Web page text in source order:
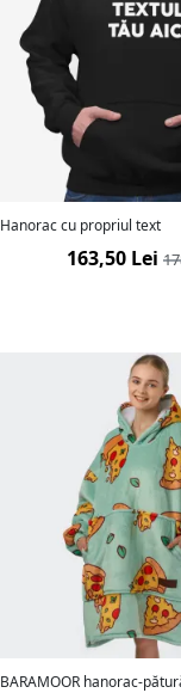
Hanorac cu propriul text
163,50 Lei
BARAMOOR hanorac-